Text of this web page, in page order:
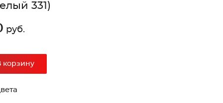
331)
руб.
корзину